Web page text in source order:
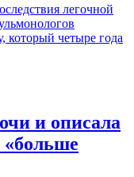
легочной
который четыре года
и описала
«больше